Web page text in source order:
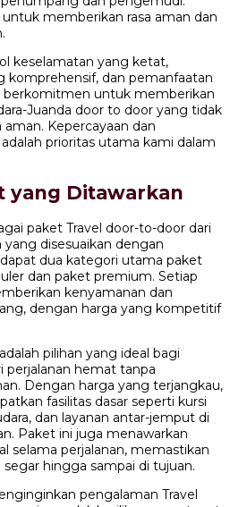
memberikan rasa aman dan
keselamatan yang ketat,
komprehensif, dan pemanfaatan
berkomitmen untuk memberikan
Juanda door to door yang tidak
Kepercayaan dan
prioritas utama kami dalam
yang Ditawarkan
paket Travel door-to-door dari
yang disesuaikan dengan
dua kategori utama paket
dan paket premium. Setiap
kenyamanan dan
dengan harga yang kompetitif
pilihan yang ideal bagi
hemat tanpa
Dengan harga yang terjangkau,
fasilitas dasar seperti kursi
dan layanan antar-jemput di
Paket ini juga menawarkan
selama perjalanan, memastikan
hingga sampai di tujuan.
pengalaman Travel